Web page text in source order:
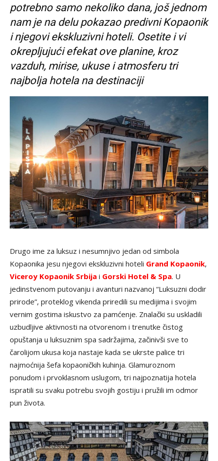
potrebno samo nekoliko dana, još jednom
nam je na delu pokazao predivni Kopaonik
i njegovi ekskluzivni hoteli. Osetite i vi
okrepljujući efekat ove planine, kroz
vazduh, mirise, ukuse i atmosferu tri
najbolja hotela na destinaciji
Drugo ime za luksuz i nesumnjivo jedan od simbola
Kopaonika jesu njegovi ekskluzivni hoteli Grand Kopaonik,
Viceroy Kopaonik Srbija i Gorski Hotel & Spa. U
jedinstvenom putovanju i avanturi nazvanoj “Luksuzni dodir
prirode”, proteklog vikenda priredili su medijima i svojim
vernim gostima iskustvo za pamćenje. Znalački su uskladili
uzbudljive aktivnosti na otvorenom i trenutke čistog
opuštanja u luksuznim spa sadržajima, začinivši sve to
čarolijom ukusa koja nastaje kada se ukrste palice tri
najmoćnija šefa kopaoničkih kuhinja. Glamuroznom
ponudom i prvoklasnom uslugom, tri najpoznatija hotela
ispratili su svaku potrebu svojih gostiju i pružili im odmor
pun života.